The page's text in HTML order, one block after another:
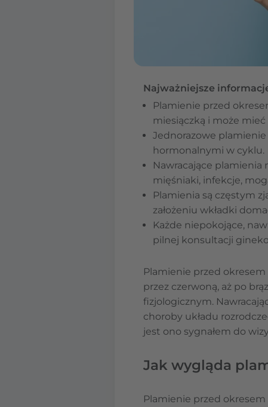
Najważniejsze
Plamienie przed
miesiączką i może
Jednorazowe
hormonalnymi w cyklu.
Nawracające
mięśniaki, infekcje,
Plamienia są częstym
założeniu wkładki
Każde niepokojące,
pilnej konsultacji
Plamienie przed
przez czerwoną, aż po
fizjologicznym.
choroby układu
jest ono sygnałem do
Jak wygląda
Plamienie przed okresem